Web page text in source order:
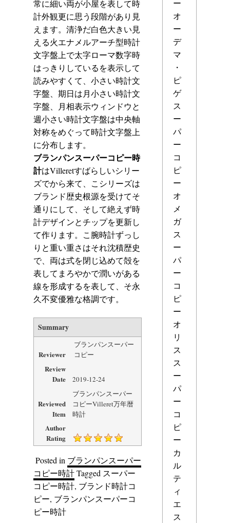
常に細い両が小屋を表して時
計外観更に思う段階があり見
えます。清浄だ白色大きい見
える火エナメルアーチ型時計
文字盤上で太字ローマ数字時
はっきりしているを表示して
読みやすくて、小さい時計文
字盤、期日は月小さい時計文
字盤、月相表示ウィンドウと
週小さい時計文字盤は中央軸
対称をめぐって時計文字盤上
に分布します。
ブランパンスーパーコピー時
計はVilleretすばらしいシリー
ズでから来て、こシリーズは
ブランド歴史根源を受けてそ
通りにして、そして絶えず時
計デザインとチップを更新し
て作ります。こ腕時計ずっし
りと重い重さはそれ沈積歴史
で、両は式を閉じ込めて殻を
表してまろやかで潤いがある
線を形成するを表して、そ永
久不変優雅な格調です。
Summary
Reviewer
ブランパンスーパー
コピー
Review
Date
2019-12-24
Reviewed
Item
ブランパンスーパー
コピーVilleret万年暦
時計
Author
Rating
Posted in ブランパンスーパー
コピー時計 Tagged スーパー
コピー時計, ブランド時計コ
ピー, ブランパンスーパーコ
ピー時計
ー
オ
ー
デ
マ
・
ピ
ゲ
ス
ー
パ
ー
コ
ピ
ー
オ
メ
ガ
ス
ー
パ
ー
コ
ピ
ー
オ
リ
ス
ス
ー
パ
ー
コ
ピ
ー
カ
ル
テ
ィ
エ
ス